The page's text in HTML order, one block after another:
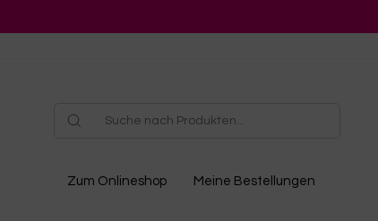
Zum Onlineshop Meine Bestellungen